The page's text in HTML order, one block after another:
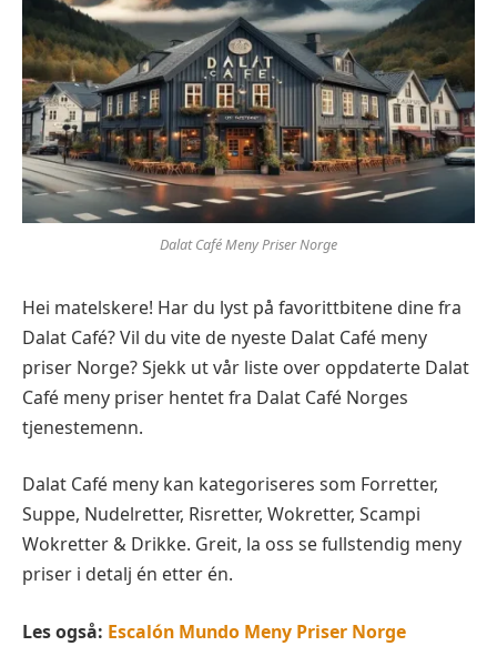
Dalat Café Meny Priser Norge
Hei matelskere! Har du lyst på favorittbitene dine fra
Dalat Café? Vil du vite de nyeste Dalat Café meny
priser Norge? Sjekk ut vår liste over oppdaterte Dalat
Café meny priser hentet fra Dalat Café Norges
tjenestemenn.
Dalat Café meny kan kategoriseres som Forretter,
Suppe, Nudelretter, Risretter, Wokretter, Scampi
Wokretter & Drikke. Greit, la oss se fullstendig meny
priser i detalj én etter én.
Les også: Escalón Mundo Meny Priser Norge